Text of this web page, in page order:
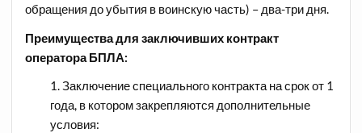
обращения до убытия в воинскую часть) – два-три дня.
Преимущества для заключивших контракт
оператора БПЛА:
Заключение специального контракта на срок от 1
года, в котором закрепляются дополнительные
условия: